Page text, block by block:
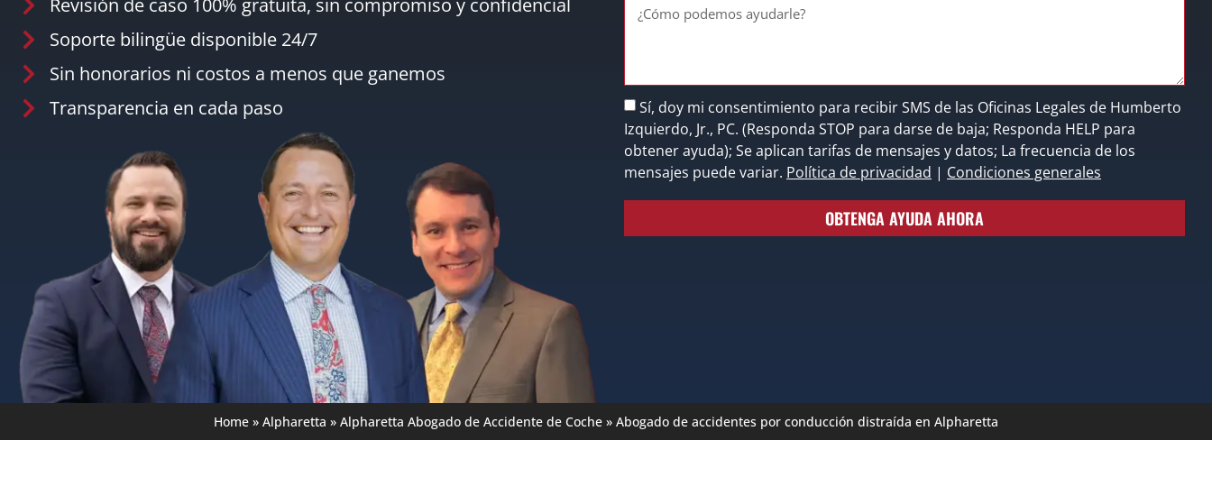
Revisión de caso 100% gratuita, sin compromiso y confidencial
Soporte bilingüe disponible 24/7
Sin honorarios ni costos a menos que ganemos
Transparencia en cada paso
Sí, doy mi consentimiento para recibir SMS de las Oficinas Legales de Humberto
Izquierdo, Jr., PC. (Responda STOP para darse de baja; Responda HELP para
obtener ayuda); Se aplican tarifas de mensajes y datos; La frecuencia de los
mensajes puede variar. Política de privacidad | Condiciones generales
OBTENGA AYUDA AHORA
Home » Alpharetta » Alpharetta Abogado de Accidente de Coche » Abogado de accidentes por conducción distraída en Alpharetta